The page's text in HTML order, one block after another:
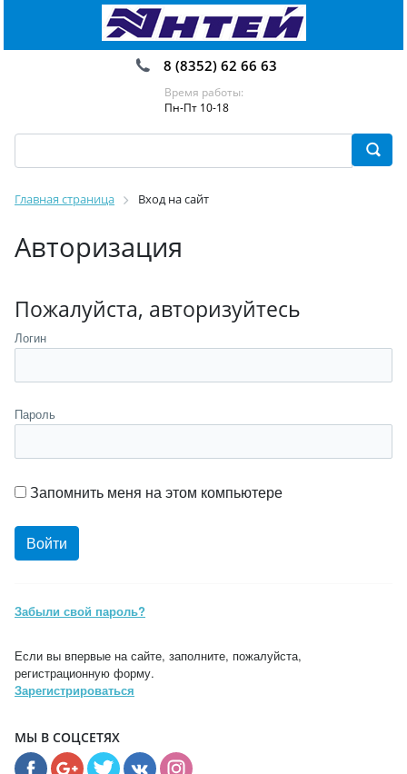
8 (8352) 62 66 63
Время работы:
Пн-Пт 10-18
Главная страница Вход на сайт
Авторизация
Пожалуйста, авторизуйтесь
Логин
Пароль
Запомнить меня на этом компьютере
Забыли свой пароль?
Если вы впервые на сайте, заполните, пожалуйста,
регистрационную форму.
Зарегистрироваться
МЫ В СОЦСЕТЯХ